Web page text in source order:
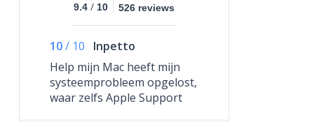
9.4 / 10 526 reviews
10/ 10
Inpetto
Help mijn Mac heeft mijn
systeemprobleem opgelost,
waar zelfs Apple Support